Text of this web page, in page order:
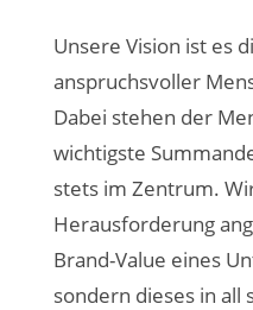
Unsere Vision ist es
anspruchsvoller
Dabei stehen der
wichtigste
stets im Zentrum.
Herausforderung
Brand-Value eines
sondern dieses in all